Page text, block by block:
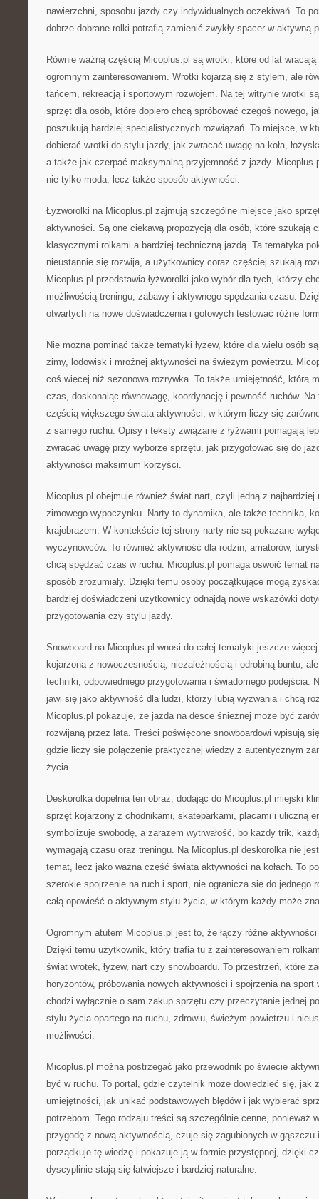
nawierzchni, sposobu jazdy czy indywidualnych oczekiwań. To
dobrze dobrane rolki potrafią zamienić zwykły spacer w aktywną
Równie ważną częścią Micoplus.pl są wrotki, które od lat
ogromnym zainteresowaniem. Wrotki kojarzą się z stylem, ale
tańcem, rekreacją i sportowym rozwojem. Na tej witrynie wrotki
sprzęt dla osób, które dopiero chcą spróbować czegoś nowego,
poszukują bardziej specjalistycznych rozwiązań. To miejsce, w
dobierać wrotki do stylu jazdy, jak zwracać uwagę na koła,
a także jak czerpać maksymalną przyjemność z jazdy.
nie tylko moda, lecz także sposób aktywności.
Łyżworolki na Micoplus.pl zajmują szczególne miejsce jako
aktywności. Są one ciekawą propozycją dla osób, które szukają
klasycznymi rolkami a bardziej techniczną jazdą. Ta tematyka
nieustannie się rozwija, a użytkownicy coraz częściej szukają
Micoplus.pl przedstawia łyżworolki jako wybór dla tych, którzy
możliwością treningu, zabawy i aktywnego spędzania czasu.
otwartych na nowe doświadczenia i gotowych testować różne
Nie można pominąć także tematyki łyżew, które dla wielu osób
zimy, lodowisk i mroźnej aktywności na świeżym powietrzu.
coś więcej niż sezonowa rozrywka. To także umiejętność, którą
czas, doskonaląc równowagę, koordynację i pewność ruchów.
częścią większego świata aktywności, w którym liczy się
z samego ruchu. Opisy i teksty związane z łyżwami pomagają
zwracać uwagę przy wyborze sprzętu, jak przygotować się do
aktywności maksimum korzyści.
Micoplus.pl obejmuje również świat nart, czyli jedną z najbardziej
zimowego wypoczynku. Narty to dynamika, ale także technika,
krajobrazem. W kontekście tej strony narty nie są pokazane
wyczynowców. To również aktywność dla rodzin, amatorów,
chcą spędzać czas w ruchu. Micoplus.pl pomaga oswoić temat
sposób zrozumiały. Dzięki temu osoby początkujące mogą
bardziej doświadczeni użytkownicy odnajdą nowe wskazówki
przygotowania czy stylu jazdy.
Snowboard na Micoplus.pl wnosi do całej tematyki jeszcze
kojarzona z nowoczesnością, niezależnością i odrobiną buntu,
techniki, odpowiedniego przygotowania i świadomego podejścia.
jawi się jako aktywność dla ludzi, którzy lubią wyzwania i chcą
Micoplus.pl pokazuje, że jazda na desce śnieżnej może być
rozwijaną przez lata. Treści poświęcone snowboardowi wpisują
gdzie liczy się połączenie praktycznej wiedzy z autentycznym
życia.
Deskorolka dopełnia ten obraz, dodając do Micoplus.pl miejski
sprzęt kojarzony z chodnikami, skateparkami, placami i uliczną
symbolizuje swobodę, a zarazem wytrwałość, bo każdy trik,
wymagają czasu oraz treningu. Na Micoplus.pl deskorolka nie
temat, lecz jako ważna część świata aktywności na kołach. To
szerokie spojrzenie na ruch i sport, nie ogranicza się do jednego
całą opowieść o aktywnym stylu życia, w którym każdy może
Ogromnym atutem Micoplus.pl jest to, że łączy różne aktywności
Dzięki temu użytkownik, który trafia tu z zainteresowaniem
świat wrotek, łyżew, nart czy snowboardu. To przestrzeń, które
horyzontów, próbowania nowych aktywności i spojrzenia na
chodzi wyłącznie o sam zakup sprzętu czy przeczytanie jednej
stylu życia opartego na ruchu, zdrowiu, świeżym powietrzu i
możliwości.
Micoplus.pl można postrzegać jako przewodnik po świecie
być w ruchu. To portal, gdzie czytelnik może dowiedzieć się, jak
umiejętności, jak unikać podstawowych błędów i jak wybierać
potrzebom. Tego rodzaju treści są szczególnie cenne, ponieważ
przygodę z nową aktywnością, czuje się zagubionych w gąszczu
porządkuje tę wiedzę i pokazuje ją w formie przystępnej, dzięki
dyscyplinie stają się łatwiejsze i bardziej naturalne.